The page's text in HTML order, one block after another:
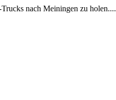
nach Meiningen zu holen....